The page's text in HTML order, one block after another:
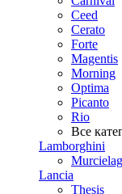
Ceed
Cerato
Forte
Magentis
Morning
Optima
Picanto
Rio
Все
Lamborghini
Lancia
Thesis